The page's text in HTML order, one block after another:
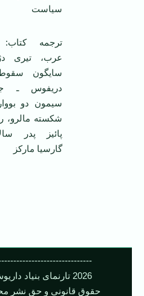
سیاست
ترجمه کتاب:
عرب، تیری
سایگون
دریفوس ـ
سیمون دو
شکسته مالرو،
پائیز پدر
گارسیا مارکز
©
2026 تارنمای بنیاد
حقوق قانونی و حق نشر